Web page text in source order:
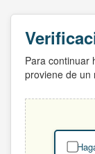
Para continuar
proviene de un